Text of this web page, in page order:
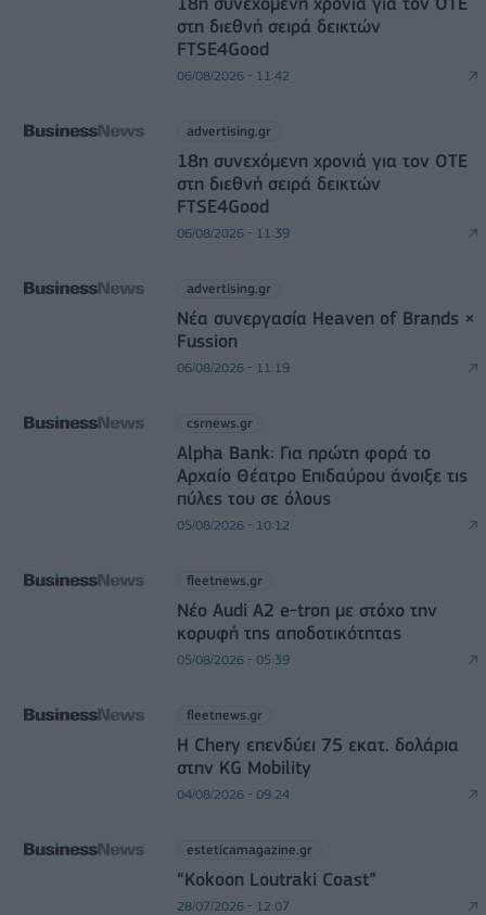
στη διεθνή σειρά δεικτών
FTSE4Good
06/08/2026 - 11:42
advertising.gr
18η συνεχόμενη χρονιά για τον ΟΤΕ
στη διεθνή σειρά δεικτών
FTSE4Good
06/08/2026 - 11:39
advertising.gr
Νέα συνεργασία Heaven of Brands ×
Fussion
06/08/2026 - 11:19
csrnews.gr
Alpha Bank: Για πρώτη φορά το
Αρχαίο Θέατρο Επιδαύρου άνοιξε τις
πύλες του σε όλους
05/08/2026 - 10:12
fleetnews.gr
Νέο Audi A2 e-tron με στόχο την
κορυφή της αποδοτικότητας
05/08/2026 - 05:39
fleetnews.gr
Η Chery επενδύει 75 εκατ. δολάρια
στην KG Mobility
04/08/2026 - 09:24
esteticamagazine.gr
“Kokoon Loutraki Coast”
28/07/2026 - 12:07